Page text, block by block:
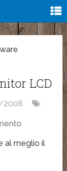
LCD
2008
al meglio il